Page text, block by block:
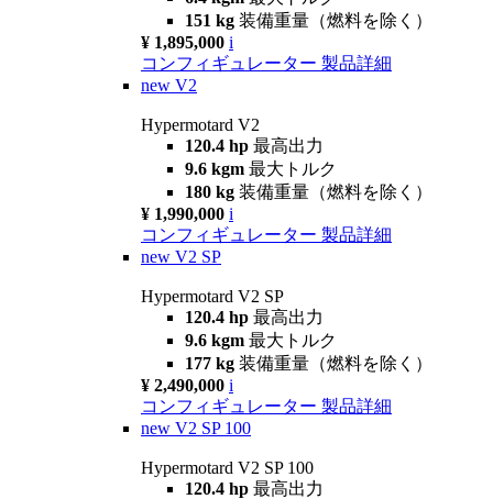
151 kg 装備重量（燃料を除く）
¥ 1,895,000 i
コンフィギュレーター 製品詳細
new V2
Hypermotard V2
120.4 hp 最高出力
9.6 kgm 最大トルク
180 kg 装備重量（燃料を除く）
¥ 1,990,000 i
コンフィギュレーター 製品詳細
new V2 SP
Hypermotard V2 SP
120.4 hp 最高出力
9.6 kgm 最大トルク
177 kg 装備重量（燃料を除く）
¥ 2,490,000 i
コンフィギュレーター 製品詳細
new V2 SP 100
Hypermotard V2 SP 100
120.4 hp 最高出力